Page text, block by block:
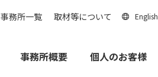
事務所一覧 取材等について English
事務所概要 個人のお客様